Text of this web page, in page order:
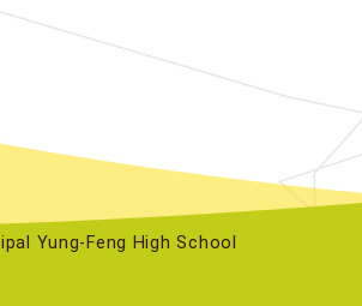
Yung-Feng High School